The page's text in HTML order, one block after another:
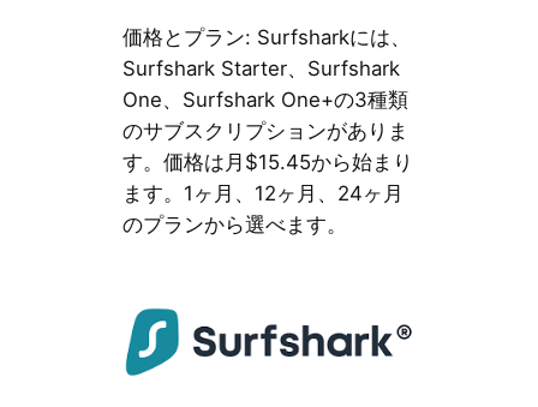
価格とプラン: Surfsharkには、
Surfshark Starter、Surfshark
One、Surfshark One+の3種類
のサブスクリプションがありま
す。価格は月$15.45から始まり
ます。1ヶ月、12ヶ月、24ヶ月
のプランから選べます。